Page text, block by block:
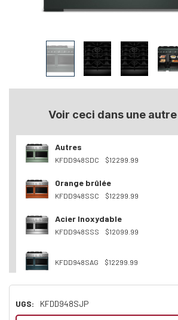
Voir ceci dans une
Autres
KFDD948SDC $12299.99
Orange brûlée
KFDD948SSC $12299.99
Acier Inoxydable
KFDD948SSS $12099.99
KFDD948SAG $12299.99
KFDD948SWF
UGS: KFDD948SJP